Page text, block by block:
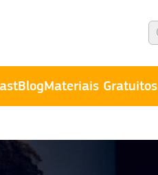
BlogMateriais Gratuitos